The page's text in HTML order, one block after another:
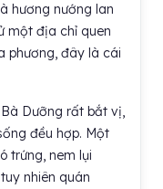
hương nướng lan
một địa chỉ quen
phương, đây là cái
Dưỡng rất bắt vị,
đều hợp. Một
trứng, nem lụi
nhiên quán